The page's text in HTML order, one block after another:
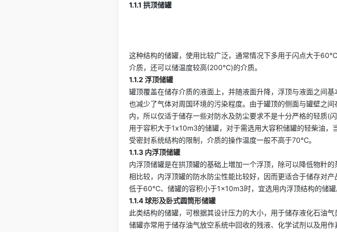
1.1.1 拱顶储罐
这种结构的储罐，使用比较广泛，通常情况下多用于闪点大于
介质，还可以储温度较高(200℃)的介质。
1.1.2 浮顶储罐
罐顶覆盖在储存介质的液面上，并随液面升降，浮顶与液面之间
也减少了气体对周国环境的污染程度。由于罐顶的侧面与罐壁之
内，所以仅适于储存一些对防水及防尘要求不是十分严格的轻质
用于容积大于1x10m3的储罐，对于需选用大容积储罐的轻柴油，
受密封系统结构的限制，介质的操作温度一般不高于70℃。
1.1.3 内浮顶储罐
内浮顶储罐是在拱顶罐的基础上増加一个浮顶，除可以降低物籵
相比较，内浮顶罐的防水防尘性能比较好，因而更适合于储存对
低于60℃、储罐的容积小于1×10m3时，宜选用内浮顶结构的储罐
1.1.4 球形及卧式圆筒形储罐
此类结构的储罐，可根据其设计压力的大小，用于储存液化石油
储罐亦常用于储存油气放空系统中回收的残液、化学试剂以及用作